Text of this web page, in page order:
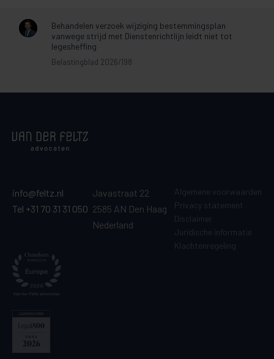
Behandelen verzoek wijziging bestemmingsplan
vanwege strijd met Dienstenrichtlijn leidt niet tot
legesheffing
Belastingblad 2026/198
info@feltz.nl
Tel +31 70 31 31 050
Javastraat 22
2585 AN Den Haag
Nederland
Algemene voorwaarden
Privacy statement
Disclaimer
Juridische informatie
Klachtenregeling